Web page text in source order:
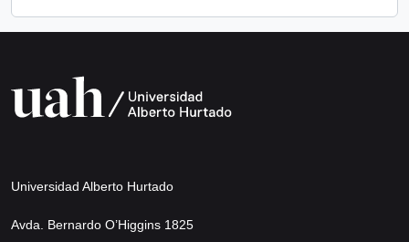
Universidad Alberto Hurtado
Avda. Bernardo O’Higgins 1825